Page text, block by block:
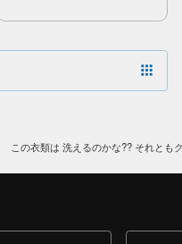
ついて
この衣類は 洗えるのかな?? それとも